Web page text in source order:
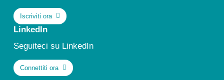
Iscriviti ora
LinkedIn
Seguiteci su LinkedIn
Connettiti ora